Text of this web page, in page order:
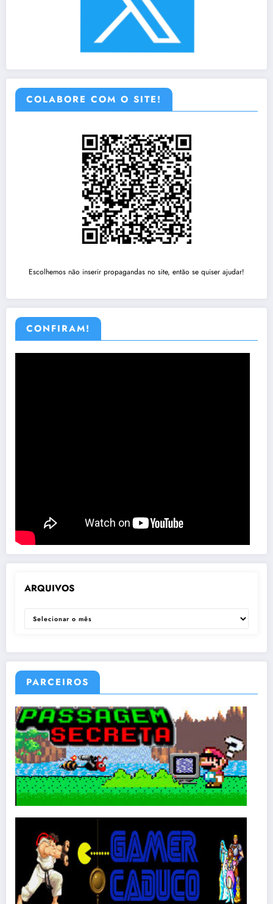
COLABORE COM O SITE!
Escolhemos não inserir propagandas no site, então se quiser ajudar!
CONFIRAM!
ARQUIVOS
ARQUIVOS
PARCEIROS